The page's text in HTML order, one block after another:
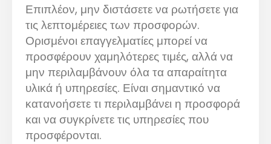
Επιπλέον, μην διστάσετε να ρωτήσετε για
τις λεπτομέρειες των προσφορών.
Ορισμένοι επαγγελματίες μπορεί να
προσφέρουν χαμηλότερες τιμές, αλλά να
μην περιλαμβάνουν όλα τα απαραίτητα
υλικά ή υπηρεσίες. Είναι σημαντικό να
κατανοήσετε τι περιλαμβάνει η προσφορά
και να συγκρίνετε τις υπηρεσίες που
προσφέρονται.